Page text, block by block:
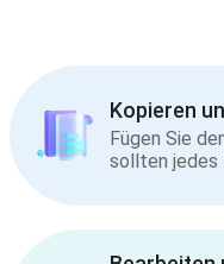
Kopieren
Fügen Sie
sollten jedes